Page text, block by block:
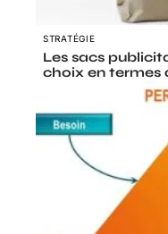
STRATÉGIE
Les sacs
choix en termes